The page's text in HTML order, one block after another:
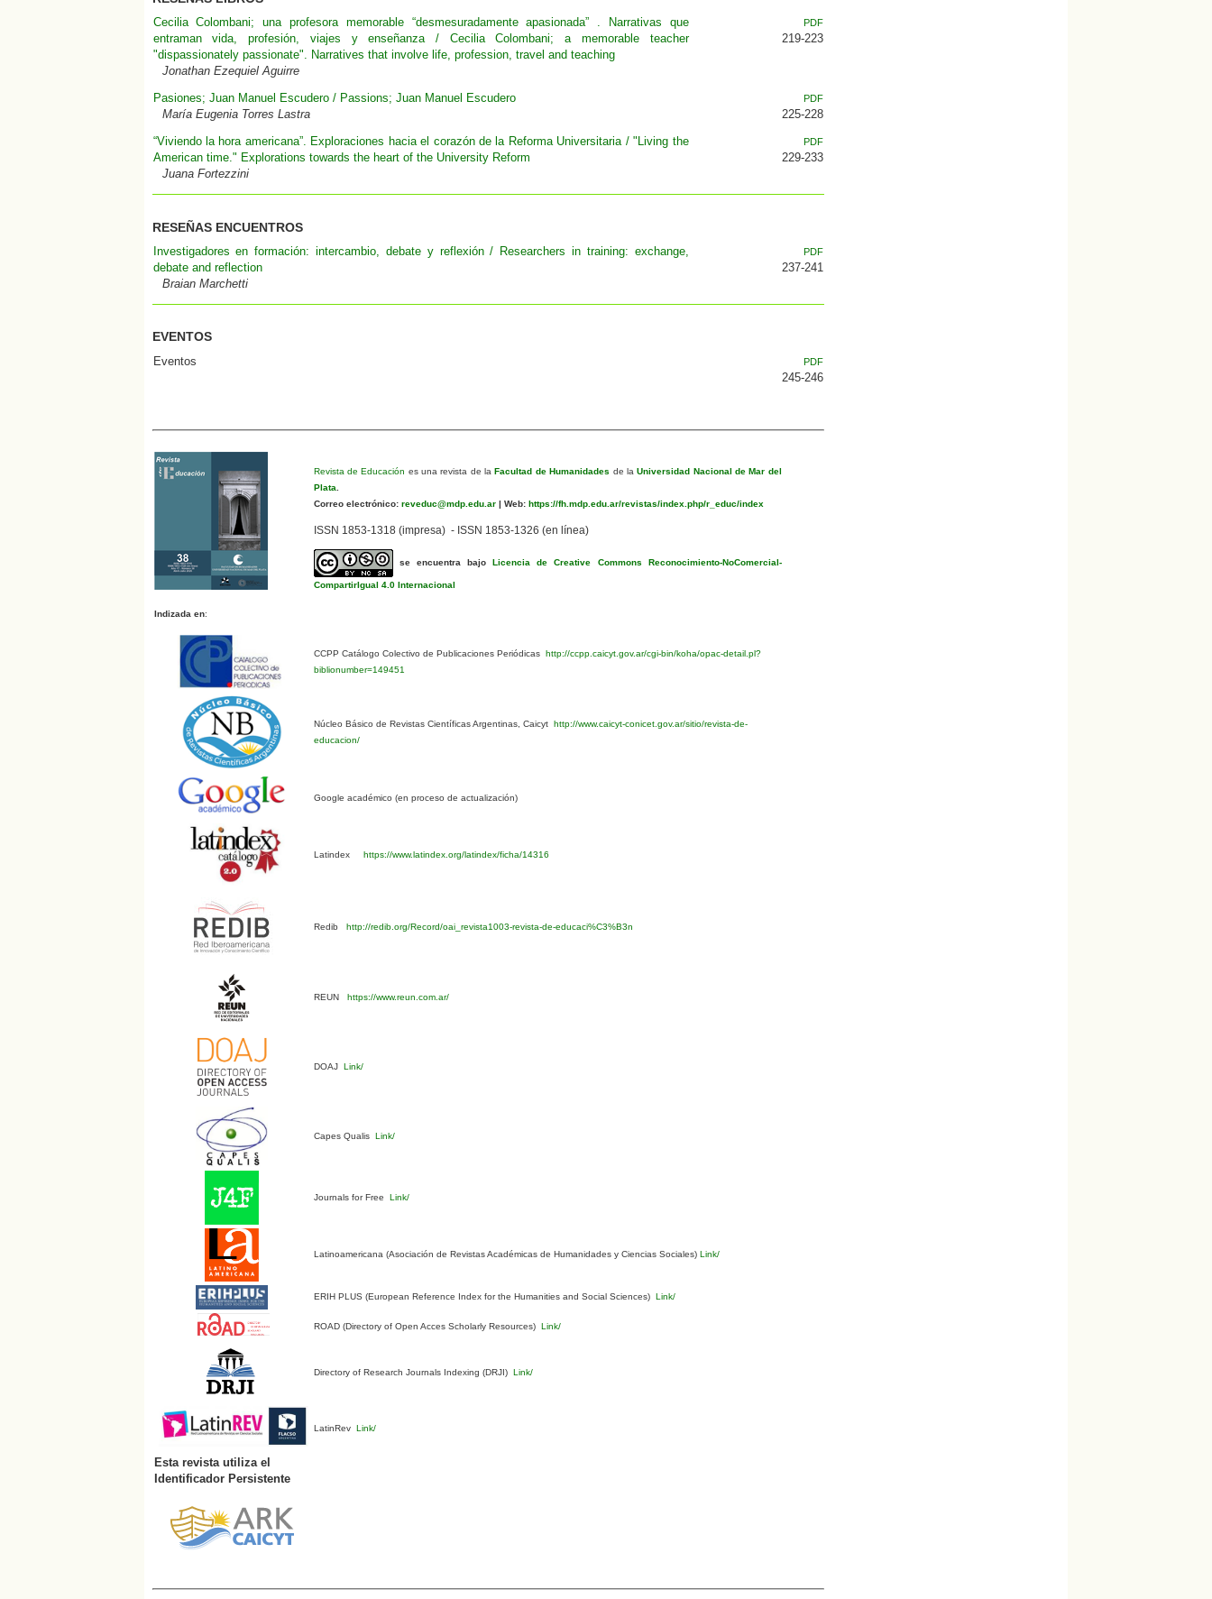
Cecilia Colombani; una profesora memorable “desmesuradamente apasionada” . Narrativas que
entraman vida, profesión, viajes y enseñanza / Cecilia Colombani; a memorable teacher
"dispassionately passionate". Narratives that involve life, profession, travel and teaching
Jonathan Ezequiel Aguirre
PDF
219-223
Pasiones; Juan Manuel Escudero / Passions; Juan Manuel Escudero
María Eugenia Torres Lastra
PDF
225-228
“Viviendo la hora americana”. Exploraciones hacia el corazón de la Reforma Universitaria / "Living the
American time." Explorations towards the heart of the University Reform
Juana Fortezzini
PDF
229-233
RESEÑAS ENCUENTROS
Investigadores en formación: intercambio, debate y reflexión / Researchers in training: exchange,
debate and reflection
Braian Marchetti
PDF
237-241
EVENTOS
Eventos PDF
245-246
Revista de Educación es una revista de la Facultad de Humanidades de la Universidad Nacional de Mar del
Plata
Correo electrónico:reveduc@mdp.edu.ar| Web:https://fh.mdp.edu.ar/revistas/index.php/r_educ/index
ISSN 1853-1318 (impresa) - ISSN 1853-1326 (en línea)
se encuentra bajoLicencia de Creative Commons Reconocimiento-NoComercial-
CompartirIgual 4.0 Internacional
Indizada en:
CCPP Catálogo Colectivo de Publicaciones Periódicas http://ccpp.caicyt.gov.ar/cgi-bin/koha/opac-detail.pl?
biblionumber=149451
Núcleo Básico de Revistas Científicas Argentinas, Caicyt http://www.caicyt-conicet.gov.ar/sitio/revista-de-
educacion/
Google académico (en proceso de actualización)
Latindex https://www.latindex.org/latindex/ficha/14316
Redib http://redib.org/Record/oai_revista1003-revista-de-educaci%C3%B3n
REUN https://www.reun.com.ar/
DOAJ Link/
Capes Qualis Link/
Journals for Free Link/
Latinoamericana (Asociación de Revistas Académicas de Humanidades y Ciencias Sociales)Link/
ERIH PLUS (European Reference Index for the Humanities and Social Sciences) Link/
ROAD (Directory of Open Acces Scholarly Resources) Link/
Directory of Research Journals Indexing (DRJI) Link/
LatinRev Link/
Esta revista utiliza el
Identificador Persistente